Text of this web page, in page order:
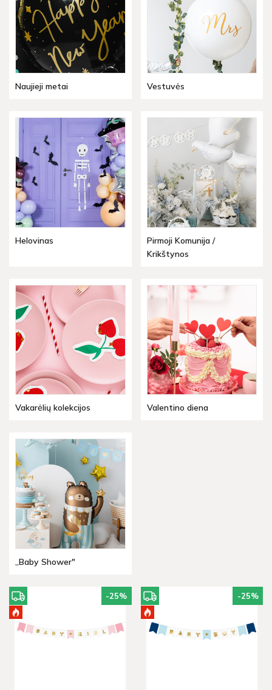
Naujieji metai Vestuvės
Helovinas
Pirmoji Komunija /
Krikštynos
Vakarėlių kolekcijos Valentino diena
„Baby Shower"
-25% -25%